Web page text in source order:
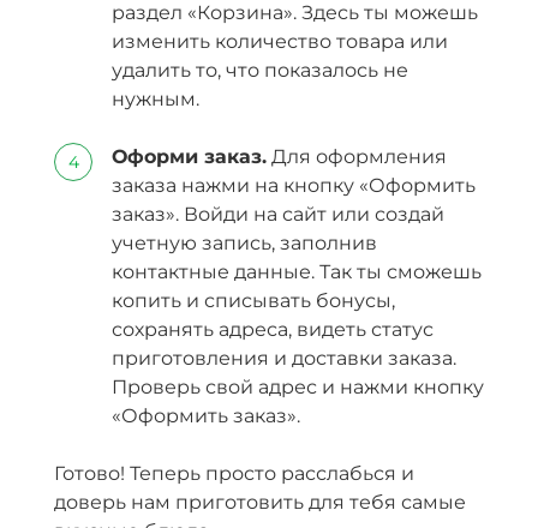
раздел «Корзина». Здесь ты можешь
изменить количество товара или
удалить то, что показалось не
нужным.
Оформи заказ. Для оформления
заказа нажми на кнопку «Оформить
заказ». Войди на сайт или создай
учетную запись, заполнив
контактные данные. Так ты сможешь
копить и списывать бонусы,
сохранять адреса, видеть статус
приготовления и доставки заказа.
Проверь свой адрес и нажми кнопку
«Оформить заказ».
Готово! Теперь просто расслабься и
доверь нам приготовить для тебя самые